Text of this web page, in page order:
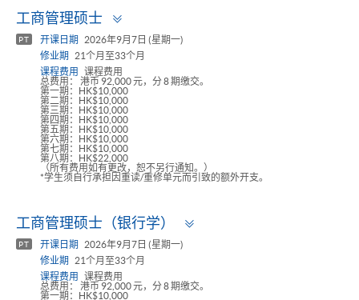
工商管理硕士
PT 开课日期
2026年9月7日 (星期一)
修业期
21个月至33个月
课程费用
课程费用
总费用： 港币 92,000 元，分 8 期缴交。
第一期：HK$10,000
第二期：HK$10,000
第三期：HK$10,000
第四期：HK$10,000
第五期：HK$10,000
第六期：HK$10,000
第七期：HK$10,000
第八期：HK$22,000
（所有费用如有更改，恕不另行通知。）
*学生须自行承担因重读/重修单元而引致的额外开支。
工商管理硕士（银行学）
PT 开课日期
2026年9月7日 (星期一)
修业期
21个月至33个月
课程费用
课程费用
总费用： 港币 92,000 元，分 8 期缴交。
第一期：HK$10,000